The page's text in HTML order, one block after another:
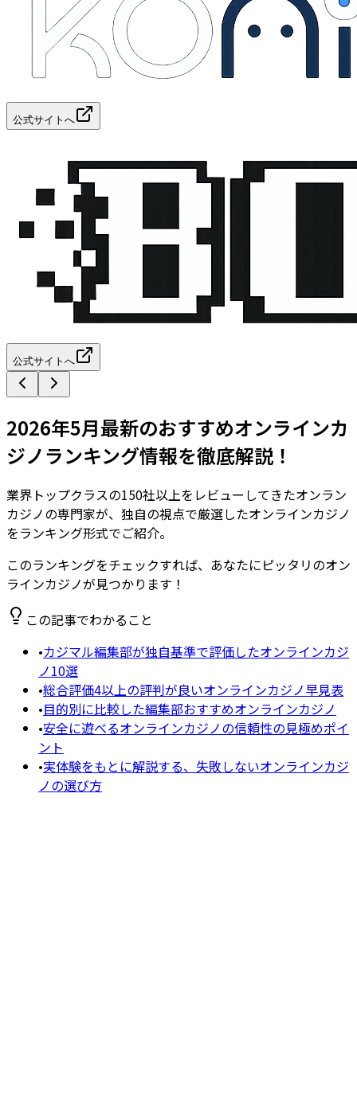
公式サイトへ
公式サイトへ
2026年5月最新のおすすめオンラインカ
ジノランキング情報を徹底解説！
業界トップクラスの150社以上をレビューしてきたオンラン
カジノの専門家が、独自の視点で厳選したオンラインカジノ
をランキング形式でご紹介。
このランキングをチェックすれば、あなたにピッタリのオン
ラインカジノが見つかります！
この記事でわかること
•カジマル編集部が独自基準で評価したオンラインカジ
ノ10選
•総合評価4以上の評判が良いオンラインカジノ早見表
•目的別に比較した編集部おすすめオンラインカジノ
•安全に遊べるオンラインカジノの信頼性の見極めポイ
ント
•実体験をもとに解説する、失敗しないオンラインカジ
ノの選び方